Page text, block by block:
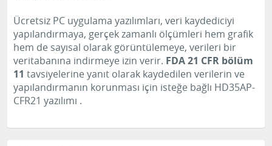
Ücretsiz PC uygulama yazılımları, veri kaydediciyi
yapılandırmaya, gerçek zamanlı ölçümleri hem grafik
hem de sayısal olarak görüntülemeye, verileri bir
veritabanına indirmeye izin verir. FDA 21 CFR bölüm
11 tavsiyelerine yanıt olarak kaydedilen verilerin ve
yapılandırmanın korunması için isteğe bağlı HD35AP-
CFR21 yazılımı .